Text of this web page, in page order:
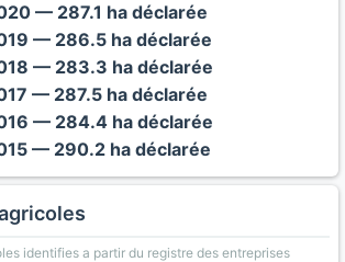
— 287.1 ha déclarée
— 286.5 ha déclarée
— 283.3 ha déclarée
— 287.5 ha déclarée
— 284.4 ha déclarée
— 290.2 ha déclarée
identifies a partir du registre des entreprises